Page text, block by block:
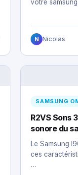
votre
N Nicolas
SAMSUNG
R2VS Sons
sonore du
Le Samsung
ces
…